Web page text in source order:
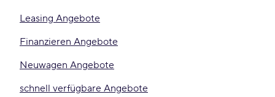
Leasing Angebote
Finanzieren Angebote
Neuwagen Angebote
schnell verfügbare Angebote